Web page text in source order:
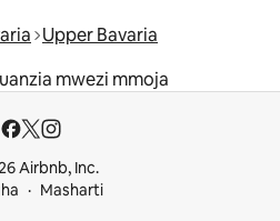
Upper Bavaria
mwezi mmoja
Airbnb, Inc.
Masharti